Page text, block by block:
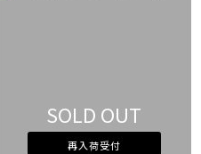
SOLD OUT
再入荷受付